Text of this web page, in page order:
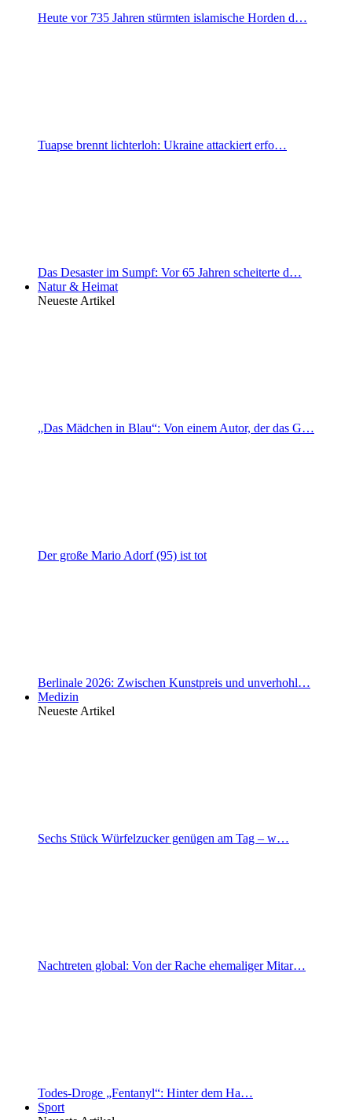
Heute vor 735 Jahren stürmten islamische Horden d…
Tuapse brennt lichterloh: Ukraine attackiert erfo…
Das Desaster im Sumpf: Vor 65 Jahren scheiterte d…
Natur & Heimat
Neueste Artikel
„Das Mädchen in Blau“: Von einem Autor, der das G…
Der große Mario Adorf (95) ist tot
Berlinale 2026: Zwischen Kunstpreis und unverhohl…
Medizin
Neueste Artikel
Sechs Stück Würfelzucker genügen am Tag – w…
Nachtreten global: Von der Rache ehemaliger Mitar…
Todes-Droge „Fentanyl“: Hinter dem Ha…
Sport